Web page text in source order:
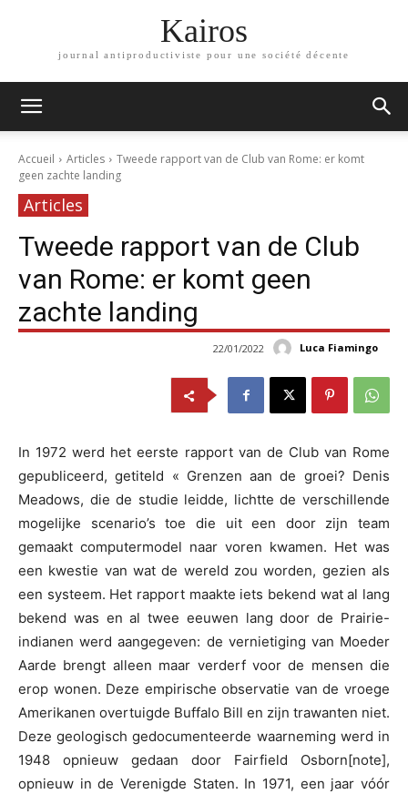
Kairos
journal antiproductiviste pour une société décente
Accueil Articles
Tweede rapport van de Club van Rome: er komt
geen zachte landing
Articles
Tweede rapport van de Club
van Rome: er komt geen
zachte landing
Luca Fiamingo
22/01/2022
In 1972 werd het eerste rapport van de Club van Rome
gepubliceerd, getiteld « Grenzen aan de groei? Denis
Meadows, die de studie leidde, lichtte de verschillende
mogelijke scenario’s toe die uit een door zijn team
gemaakt computermodel naar voren kwamen. Het was
een kwestie van wat de wereld zou worden, gezien als
een systeem. Het rapport maakte iets bekend wat al lang
bekend was en al twee eeuwen lang door de Prairie-
indianen werd aangegeven: de vernietiging van Moeder
Aarde brengt alleen maar verderf voor de mensen die
erop wonen. Deze empirische observatie van de vroege
Amerikanen overtuigde Buffalo Bill en zijn trawanten niet.
Deze geologisch gedocumenteerde waarneming werd in
1948 opnieuw gedaan door Fairfield Osborn[note],
opnieuw in de Verenigde Staten. In 1971, een jaar vóór